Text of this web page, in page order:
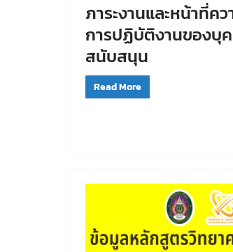
ภาระงานและหน้าที่ค
การปฏิบัติงานของบุ
สนับสนุน
Read More